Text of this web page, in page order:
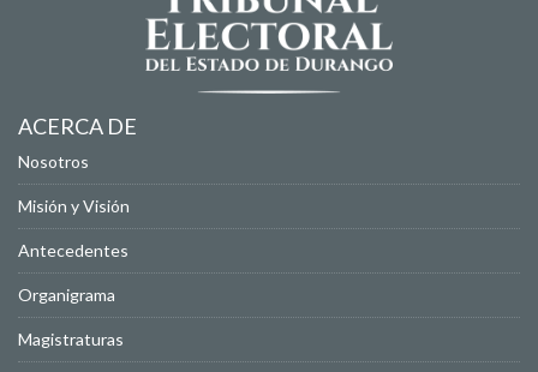
ACERCA DE
Nosotros
Misión y Visión
Antecedentes
Organigrama
Magistraturas